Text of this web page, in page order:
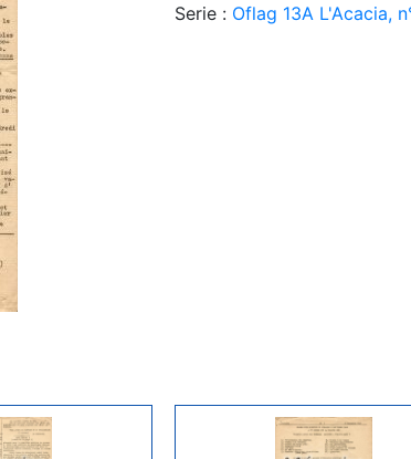
Serie : Oflag 13A L'Acacia,